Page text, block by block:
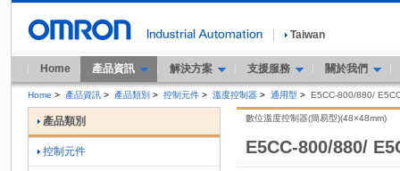
Taiwan
Home 產品資訊 解決方案 支援服務 關於我們
Home > 產品資訊 > 產品類別 > 控制元件 > 溫度控制器 > 通用型 > E5CC-800/880/
E5CC-800/880/
數位溫度控制器(簡易型)(48×48mm)
產品類別
控制元件